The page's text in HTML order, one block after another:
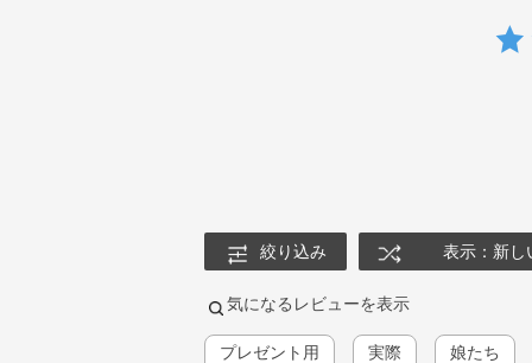
絞り込み 表示：新し
気になるレビューを表示
プレゼント用 実際 娘たち